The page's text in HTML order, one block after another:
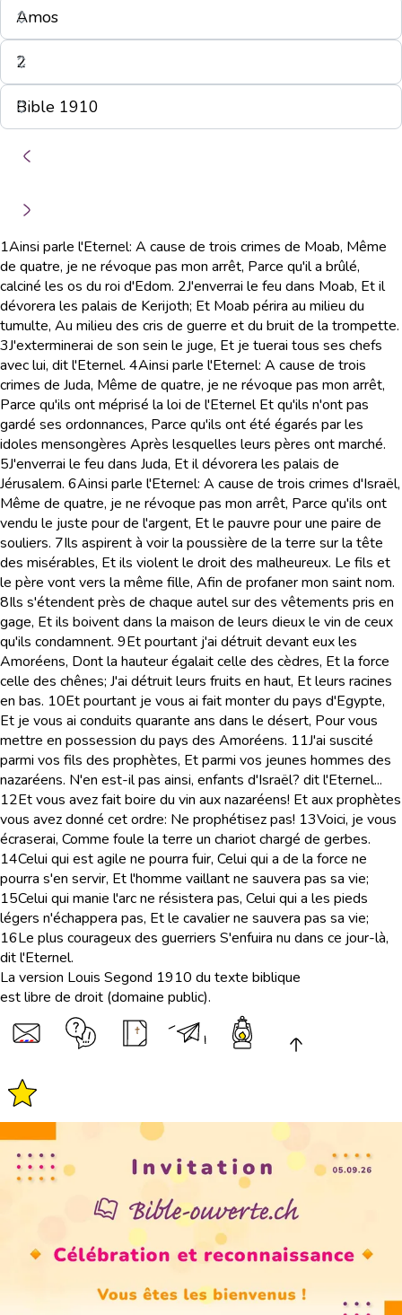
1Ainsi parle l'Eternel: A cause de trois crimes de Moab, Même
de quatre, je ne révoque pas mon arrêt, Parce qu'il a brûlé,
calciné les os du roi d'Edom. 2J'enverrai le feu dans Moab, Et il
dévorera les palais de Kerijoth; Et Moab périra au milieu du
tumulte, Au milieu des cris de guerre et du bruit de la trompette.
3J'exterminerai de son sein le juge, Et je tuerai tous ses chefs
avec lui, dit l'Eternel. 4Ainsi parle l'Eternel: A cause de trois
crimes de Juda, Même de quatre, je ne révoque pas mon arrêt,
Parce qu'ils ont méprisé la loi de l'Eternel Et qu'ils n'ont pas
gardé ses ordonnances, Parce qu'ils ont été égarés par les
idoles mensongères Après lesquelles leurs pères ont marché.
5J'enverrai le feu dans Juda, Et il dévorera les palais de
Jérusalem. 6Ainsi parle l'Eternel: A cause de trois crimes d'Israël,
Même de quatre, je ne révoque pas mon arrêt, Parce qu'ils ont
vendu le juste pour de l'argent, Et le pauvre pour une paire de
souliers. 7Ils aspirent à voir la poussière de la terre sur la tête
des misérables, Et ils violent le droit des malheureux. Le fils et
le père vont vers la même fille, Afin de profaner mon saint nom.
8Ils s'étendent près de chaque autel sur des vêtements pris en
gage, Et ils boivent dans la maison de leurs dieux le vin de ceux
qu'ils condamnent. 9Et pourtant j'ai détruit devant eux les
Amoréens, Dont la hauteur égalait celle des cèdres, Et la force
celle des chênes; J'ai détruit leurs fruits en haut, Et leurs racines
en bas. 10Et pourtant je vous ai fait monter du pays d'Egypte,
Et je vous ai conduits quarante ans dans le désert, Pour vous
mettre en possession du pays des Amoréens. 11J'ai suscité
parmi vos fils des prophètes, Et parmi vos jeunes hommes des
nazaréens. N'en est-il pas ainsi, enfants d'Israël? dit l'Eternel...
12Et vous avez fait boire du vin aux nazaréens! Et aux prophètes
vous avez donné cet ordre: Ne prophétisez pas! 13Voici, je vous
écraserai, Comme foule la terre un chariot chargé de gerbes.
14Celui qui est agile ne pourra fuir, Celui qui a de la force ne
pourra s'en servir, Et l'homme vaillant ne sauvera pas sa vie;
15Celui qui manie l'arc ne résistera pas, Celui qui a les pieds
légers n'échappera pas, Et le cavalier ne sauvera pas sa vie;
16Le plus courageux des guerriers S'enfuira nu dans ce jour-là,
dit l'Eternel.
La version Louis Segond 1910 du texte biblique
est libre de droit (domaine public).